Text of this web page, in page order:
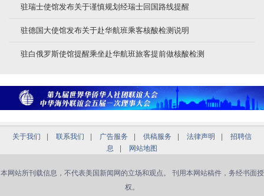
驻瑞士使馆发布关于谨慎规划经瑞士回国路线提醒
驻德国大使馆发布关于赴华航班乘客核酸检测说明
驻白俄罗斯使馆提醒乘坐赴华航班旅客提前做核酸检测
关于我们 | 联系我们 | 广告服务 | 供稿服务 | 法律声明 |
招聘信
息
| 网站地图
本网站所刊载信息，不代表美国新闻网的立场和观点。 刊用本网站稿件，务经书面授
权。